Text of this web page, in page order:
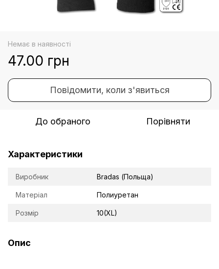
Немає в наявності
47.00 грн
Повідомити, коли з'явиться
До обраного Порівняти
Характеристики
Виробник Bradas (Польща)
Матеріал Полиуретан
Розмір 10(XL)
Опис